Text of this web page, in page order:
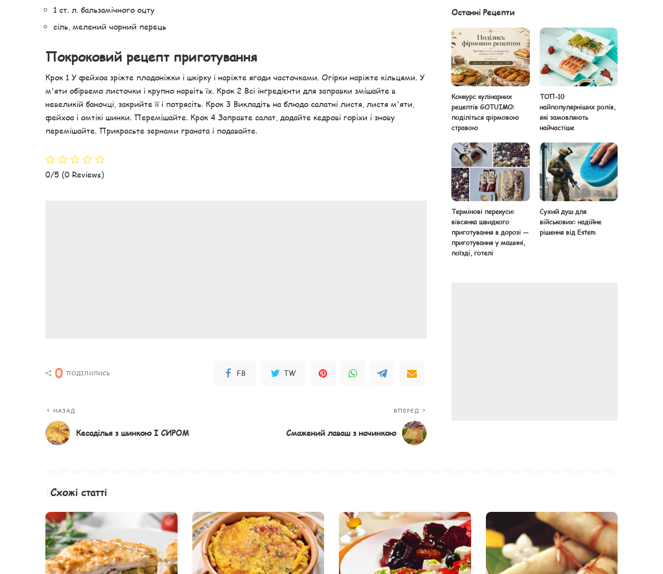
1 ст. л. бальзамічного оцту
сіль, мелений чорний перець
Покроковий рецепт приготування
Крок 1 У фейхоа зріжте плодоніжки і шкірку і наріжте ягоди часточками. Огірки наріжте кільцями. У
м'яти обірвемо листочки і крупно нарвіть їх. Крок 2 Всі інгредієнти для заправки змішайте в
невеликій баночці, закрийте її і потрясіть. Крок 3 Викладіть на блюдо салатні листя, листя м'яти,
фейхоа і омтікі шинки. Перемішайте. Крок 4 Заправте салат, додайте кедрові горіхи і знову
перемішайте. Прикрасьте зернами граната і подавайте.
0/5 (0 Reviews)
0 ПОДІЛИЛИСЬ FB TW
НАЗАД
Кесаділья з шинкою І СИРОМ
ВПЕРЕД
Смажений лаваш з начинкою
Останні Рецепти
Конкурс кулінарних
рецептів GOTUIMO:
поділіться фірмовою
стравою
ТОП-10
найпопулярніших ролів,
які замовляють
найчастіше
Термінові перекуси:
вівсянка швидкого
приготування в дорозі —
приготування у машині,
поїзді, готелі
Сухий душ для
військових: надійне
рішення від Estem
Схожі статті